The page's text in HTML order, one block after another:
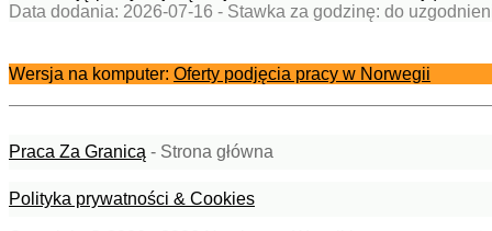
Data dodania: 2026-07-16 - Stawka za godzinę: do
Wersja na komputer: Oferty podjęcia pracy w Norwegii
Praca Za Granicą - Strona główna
Polityka prywatności & Cookies